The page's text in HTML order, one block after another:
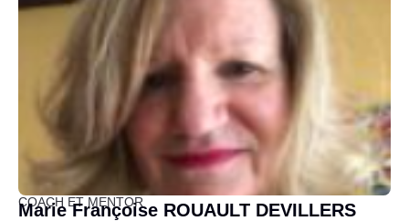
COACH ET MENTOR
Marie Françoise ROUAULT DEVILLERS